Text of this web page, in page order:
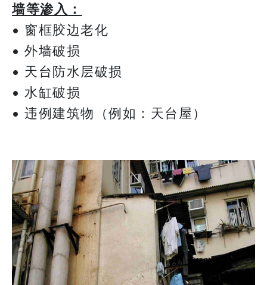
墙等渗入：
• 窗框胶边老化
• 外墙破损
• 天台防水层破损
• 水缸破损
• 违例建筑物（例如：天台屋）